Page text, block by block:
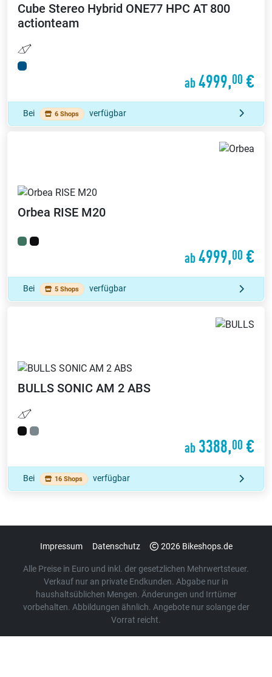
Cube Stereo Hybrid ONE77 HPC AT 800
actionteam
ab4999,00 €
Bei 6 Shops verfügbar
Orbea RISE M20
ab4999,00 €
Bei 5 Shops verfügbar
BULLS SONIC AM 2 ABS
ab 3388,00 €
Bei 16 Shops verfügbar
Impressum Datenschutz 2026 Bikeshops.de
Alle Preise in Euro und inkl. der gesetzlichen Mehrwertsteuer.
Verkauf nur an private Endkunden. Abgabe nur in
haushaltsüblichen Mengen. Änderungen und Irrtümer
vorbehalten. Abbildungen ähnlich. Angebote nur solange der
Vorrat reicht.